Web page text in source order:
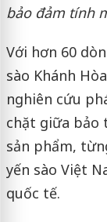
bảo đảm tính
Với hơn 60
sào Khánh
nghiên cứu
chặt giữa bảo
sản phẩm,
yến sào Việt
quốc tế.